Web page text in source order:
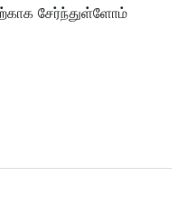
சேர்ந்துள்ளோம்